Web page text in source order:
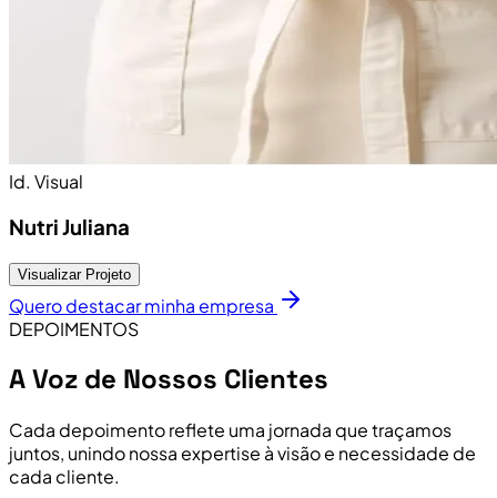
Id. Visual
Nutri Juliana
Visualizar Projeto
Quero destacar minha empresa
DEPOIMENTOS
A Voz de Nossos Clientes
Cada depoimento reflete uma jornada que traçamos
juntos, unindo nossa expertise à visão e necessidade de
cada cliente.